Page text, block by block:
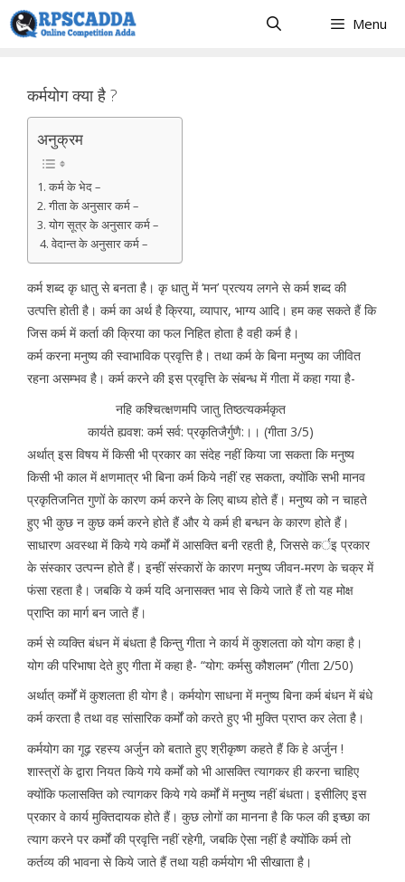
Skip
to
Menu
कर्मयोग क्या है ?
अनुक्रम
1. कर्म के भेद –
2. गीता के अनुसार कर्म –
3. योग सूत्र के अनुसार कर्म –
4. वेदान्त के अनुसार कर्म –
कर्म शब्द कृ धातु से बनता है। कृ धातु में ‘मन’ प्रत्यय लगने से कर्म शब्द की
उत्पत्ति होती है। कर्म का अर्थ है क्रिया, व्यापार, भाग्य आदि। हम कह सकते हैं कि
जिस कर्म में कर्ता की क्रिया का फल निहित होता है वही कर्म है।
कर्म करना मनुष्य की स्वाभाविक प्रवृत्ति है। तथा कर्म के बिना मनुष्य का जीवित
रहना असम्भव है। कर्म करने की इस प्रवृत्ति के संबन्ध में गीता में कहा गया है-
नहि कश्चित्क्षणमपि जातु तिष्ठत्यकर्मकृत
कार्यते ह्यवश: कर्म सर्व: प्रकृतिजैर्गुणै:।। (गीता 3/5)
अर्थात् इस विषय में किसी भी प्रकार का संदेह नहीं किया जा सकता कि मनुष्य
किसी भी काल में क्षणमात्र भी बिना कर्म किये नहीं रह सकता, क्योंकि सभी मानव
प्रकृतिजनित गुणों के कारण कर्म करने के लिए बाध्य होते हैं। मनुष्य को न चाहते
हुए भी कुछ न कुछ कर्म करने होते हैं और ये कर्म ही बन्धन के कारण होते हैं।
साधारण अवस्था में किये गये कर्मों में आसक्ति बनी रहती है, जिससे कर्इ प्रकार
के संस्कार उत्पन्न होते हैं। इन्हीं संस्कारों के कारण मनुष्य जीवन-मरण के चक्र में
फंसा रहता है। जबकि ये कर्म यदि अनासक्त भाव से किये जाते हैं तो यह मोक्ष
प्राप्ति का मार्ग बन जाते हैं।
कर्म से व्यक्ति बंधन में बंधता है किन्तु गीता ने कार्य में कुशलता को योग कहा है।
योग की परिभाषा देते हुए गीता में कहा है- “योग: कर्मसु कौशलम’’ (गीता 2/50)
अर्थात् कर्मों में कुशलता ही योग है। कर्मयोग साधना में मनुष्य बिना कर्म बंधन में बंधे
कर्म करता है तथा वह सांसारिक कर्मों को करते हुए भी मुक्ति प्राप्त कर लेता है।
कर्मयोग का गूढ़ रहस्य अर्जुन को बताते हुए श्रीकृष्ण कहते हैं कि हे अर्जुन !
शास्त्रों के द्वारा नियत किये गये कर्मों को भी आसक्ति त्यागकर ही करना चाहिए
क्योंकि फलासक्ति को त्यागकर किये गये कर्मों में मनुष्य नहीं बंधता। इसीलिए इस
प्रकार वे कार्य मुक्तिदायक होते हैं। कुछ लोगों का मानना है कि फल की इच्छा का
त्याग करने पर कर्मों की प्रवृत्ति नहीं रहेगी, जबकि ऐसा नहीं है क्योंकि कर्म तो
कर्तव्य की भावना से किये जाते हैं तथा यही कर्मयोग भी सीखाता है।